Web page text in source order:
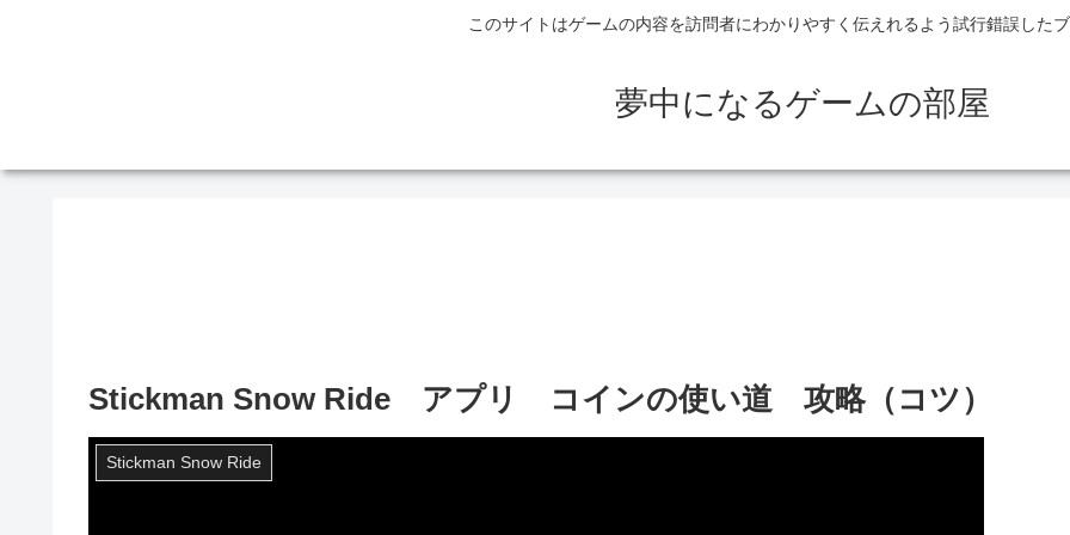
このサイトはゲームの内容を訪問者にわかりやすく伝えれるよう試行錯誤した
夢中になるゲームの部屋
Stickman Snow Ride アプリ コインの使い道 攻略（コツ）
Stickman Snow Ride